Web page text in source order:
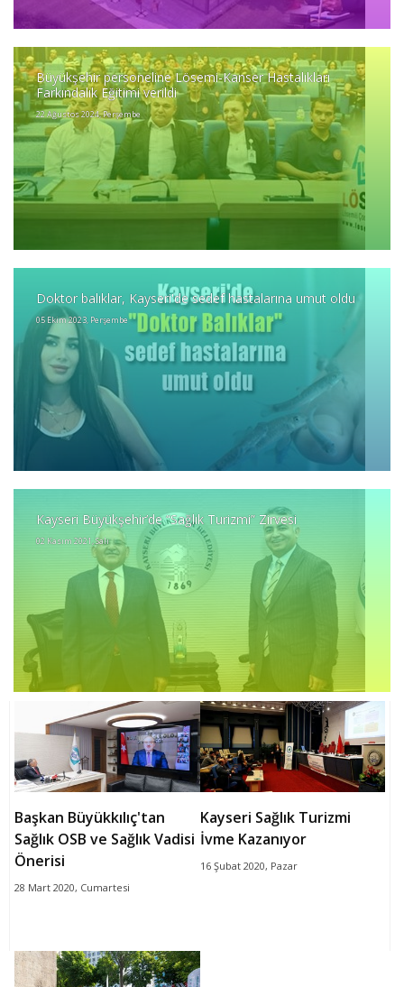
Büyükşehir personeline Lösemi-Kanser Hastalıkları
Farkındalık Eğitimi verildi
22 Ağustos 2024, Perşembe
Doktor balıklar, Kayseri'de sedef hastalarına umut oldu
05 Ekim 2023, Perşembe
Kayseri Büyükşehir’de “Sağlık Turizmi” Zirvesi
02 Kasım 2021, Salı
Başkan Büyükkılıç'tan
Sağlık OSB ve Sağlık Vadisi
Önerisi
28 Mart 2020, Cumartesi
Kayseri Sağlık Turizmi
İvme Kazanıyor
16 Şubat 2020, Pazar